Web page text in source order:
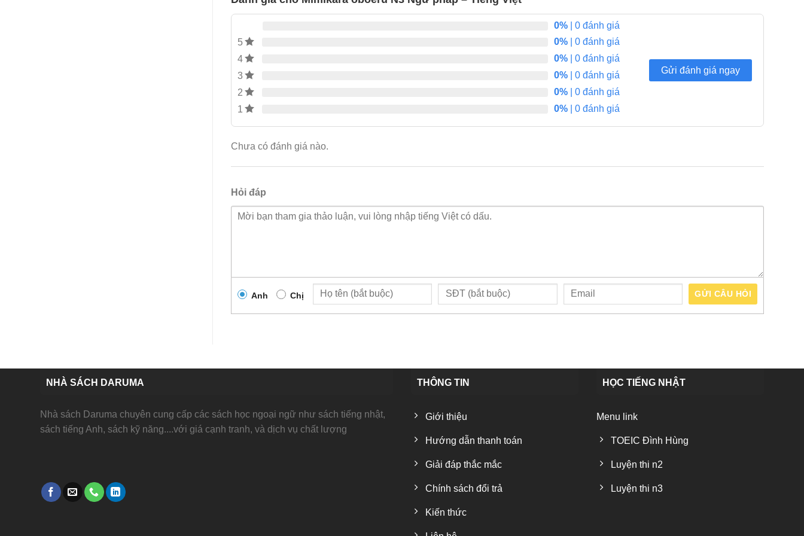
0% | 0 đánh giá
5
0% | 0 đánh giá
4
0% | 0 đánh giá
3
0% | 0 đánh giá
2
0% | 0 đánh giá
1
0% | 0 đánh giá
Gửi đánh giá ngay
Chưa có đánh giá nào.
Hỏi đáp
Anh Chị GỬI CÂU HỎI
NHÀ SÁCH DARUMA
Nhà sách Daruma chuyên cung cấp các sách học ngoại ngữ như sách tiếng nhật,
sách tiếng Anh, sách kỹ năng....với giá cạnh tranh, và dịch vụ chất lượng
THÔNG TIN
Giới thiệu
Hướng dẫn thanh toán
Giải đáp thắc mắc
Chính sách đổi trả
Kiến thức
HỌC TIẾNG NHẬT
Menu link
TOEIC Đình Hùng
Luyện thi n2
Luyện thi n3